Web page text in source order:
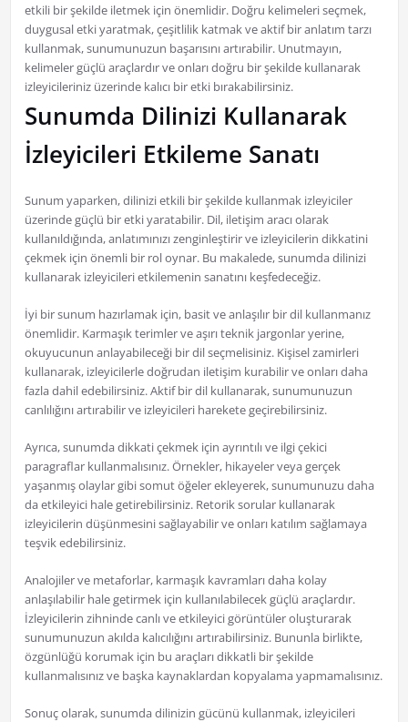
etkili bir şekilde iletmek için önemlidir. Doğru kelimeleri seçmek,
duygusal etki yaratmak, çeşitlilik katmak ve aktif bir anlatım tarzı
kullanmak, sunumunuzun başarısını artırabilir. Unutmayın,
kelimeler güçlü araçlardır ve onları doğru bir şekilde kullanarak
izleyicileriniz üzerinde kalıcı bir etki bırakabilirsiniz.
Sunumda Dilinizi Kullanarak
İzleyicileri Etkileme Sanatı
Sunum yaparken, dilinizi etkili bir şekilde kullanmak izleyiciler
üzerinde güçlü bir etki yaratabilir. Dil, iletişim aracı olarak
kullanıldığında, anlatımınızı zenginleştirir ve izleyicilerin dikkatini
çekmek için önemli bir rol oynar. Bu makalede, sunumda dilinizi
kullanarak izleyicileri etkilemenin sanatını keşfedeceğiz.
İyi bir sunum hazırlamak için, basit ve anlaşılır bir dil kullanmanız
önemlidir. Karmaşık terimler ve aşırı teknik jargonlar yerine,
okuyucunun anlayabileceği bir dil seçmelisiniz. Kişisel zamirleri
kullanarak, izleyicilerle doğrudan iletişim kurabilir ve onları daha
fazla dahil edebilirsiniz. Aktif bir dil kullanarak, sunumunuzun
canlılığını artırabilir ve izleyicileri harekete geçirebilirsiniz.
Ayrıca, sunumda dikkati çekmek için ayrıntılı ve ilgi çekici
paragraflar kullanmalısınız. Örnekler, hikayeler veya gerçek
yaşanmış olaylar gibi somut öğeler ekleyerek, sunumunuzu daha
da etkileyici hale getirebilirsiniz. Retorik sorular kullanarak
izleyicilerin düşünmesini sağlayabilir ve onları katılım sağlamaya
teşvik edebilirsiniz.
Analojiler ve metaforlar, karmaşık kavramları daha kolay
anlaşılabilir hale getirmek için kullanılabilecek güçlü araçlardır.
İzleyicilerin zihninde canlı ve etkileyici görüntüler oluşturarak
sunumunuzun akılda kalıcılığını artırabilirsiniz. Bununla birlikte,
özgünlüğü korumak için bu araçları dikkatli bir şekilde
kullanmalısınız ve başka kaynaklardan kopyalama yapmamalısınız.
Sonuç olarak, sunumda dilinizin gücünü kullanmak, izleyicileri